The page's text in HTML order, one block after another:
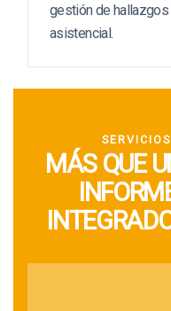
gestión de
asistencial.
MÁS QUE